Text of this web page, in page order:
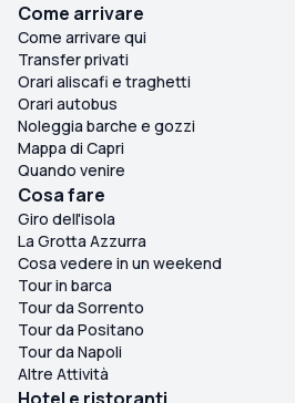
Come arrivare
Come arrivare qui
Transfer privati
Orari aliscafi e traghetti
Orari autobus
Noleggia barche e gozzi
Mappa di Capri
Quando venire
Cosa fare
Giro dell'isola
La Grotta Azzurra
Cosa vedere in un weekend
Tour in barca
Tour da Sorrento
Tour da Positano
Tour da Napoli
Altre Attività